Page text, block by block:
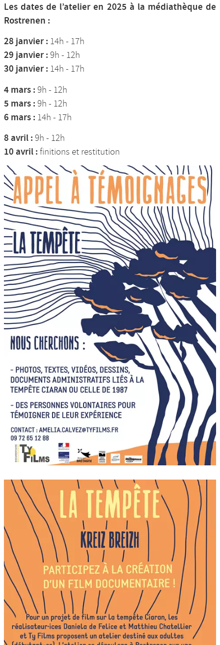
Les dates de l’atelier en 2025 à la médiathèque de
Rostrenen :
28 janvier : 14h - 17h
29 janvier : 9h - 12h
30 janvier : 14h - 17h
4 mars : 9h - 12h
5 mars : 9h - 12h
6 mars : 14h - 17h
8 avril : 9h - 12h
10 avril : finitions et restitution